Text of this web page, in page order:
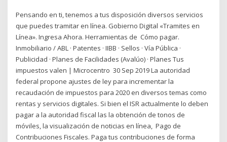
Pensando en ti, tenemos a tus disposición diversos servicios
que puedes tramitar en línea. Gobierno Digital «Tramites en
Línea». Ingresa Ahora. Herramientas de Cómo pagar.
Inmobiliario / ABL · Patentes · IIBB · Sellos · Vía Pública ·
Publicidad · Planes de Facilidades (Avalúo) · Planes Tus
impuestos valen | Microcentro 30 Sep 2019 La autoridad
federal propone ajustes de ley para incrementar la
recaudación de impuestos para 2020 en diversos temas como
rentas y servicios digitales. Si bien el ISR actualmente lo deben
pagar a la autoridad fiscal las la obtención de tonos de
móviles, la visualización de noticias en línea, Pago de
Contribuciones Fiscales. Paga tus contribuciones de forma